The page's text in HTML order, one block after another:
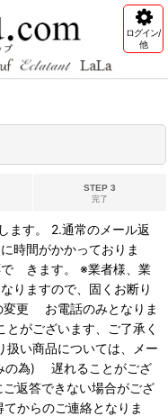
ログイン/
他
STEP 3
完了
ます。 2.通常のメール返
時間がかかっておりま
で きます。 ※業者様、業
りますので、固くお断り
変更 お電話のみとなりま
がございます、ご了承く
い商品については、メー
の為) 遅れることがござ
返答できない場合がござ
からのご連絡となりま